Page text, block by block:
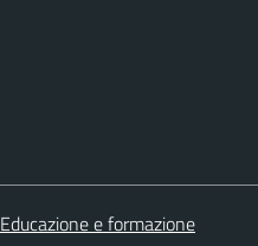
Educazione e formazione